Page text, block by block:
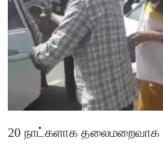
20 நாட்களாக தலைமறைவாக